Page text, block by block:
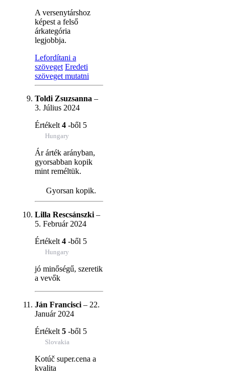
A versenytárshoz
képest a felső
árkategória
legjobbja.
Lefordítani a
szöveget Eredeti
szöveget mutatni
Toldi Zsuzsanna –
3. Július 2024
Értékelt 4 -ből 5
Hungary
Ár árték arányban,
gyorsabban kopik
mint reméltük.
Gyorsan kopik.
Lilla Rescsánszki –
5. Február 2024
Értékelt 4 -ből 5
Hungary
jó minőségű, szeretik
a vevők
Ján Francisci – 22.
Január 2024
Értékelt 5 -ből 5
Slovakia
Kotúč super.cena a
kvalita